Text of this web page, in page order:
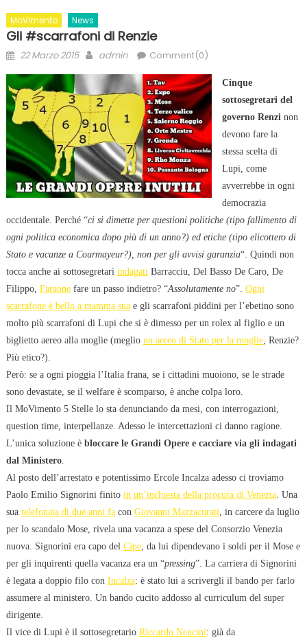
MoVimento News
Gli #scarrafoni di Renzie
Posted
22 Marzo 2015 Author
admin Comment(0)
Cinque
sottosegretari del
governo Renzi non
devono fare la
stessa scelta di
Lupi, come
avverrebbe in ogni
democrazia
occidentale. Perché “ci si dimette per questioni politiche (tipo fallimento di
ogni politica economica dopo più di un anno?) ed etiche (tipo elicottero di
Stato e vacanze a Courmayeur?), non per gli avvisi garanzia“. Quindi non
tocca anche ai sottosegretari indagati Barracciu, Del Basso De Caro, De
Filippo, Faraonefare un passo indietro? “Assolutamente no”. Ogni
scarrafone è bello a mamma suae gli scarrafoni piddini per l’ebetino sono
molto più scarrafoni di Lupi che si è dimesso per un rolex al figlio e un
biglietto aereo alla moglie (meglio un aereo di Stato per la moglie, Renzie?
Più etico?).
Però: se a ogni pioggia l’Italia frana, se i cittadini muoiono, se le strade
sono devastate, se il welfare è scomparso, è anche colpa loro.
Il MoVimento 5 Stelle lo sta denunciando da mesi, con interrogazioni,
question time, interpellanze. Adesso le intercettazioni ci danno ragione.
L’unica soluzione è bloccare le Grandi Opere e cacciare via gli indagati
dal Ministero.
Al posto dell’arrestato e potentissimo Ercole Incalza adesso ci troviamo
Paolo Emilio Signorini finito in un’inchiesta della procura di Venezia. Una
sua telefonata di due anni facon Giovanni Mazzacurati , in carcere da luglio
per lo scandalo Mose, rivela una vacanza a spese del Consorzio Venezia
nuova. Signorini era capo del Cipe, da lui dipendevano i soldi per il Mose e
per gli inquirenti quella vacanza era un “pressing”. La carriera di Signorini
è legata a doppio filo con Incalza: è stato lui a scrivergli il bando per farlo
assumere al ministero. Un bando cucito addosso al curriculum del super
dirigente.
Il vice di Lupi è il sottosegretario Riccardo Nencini: già da